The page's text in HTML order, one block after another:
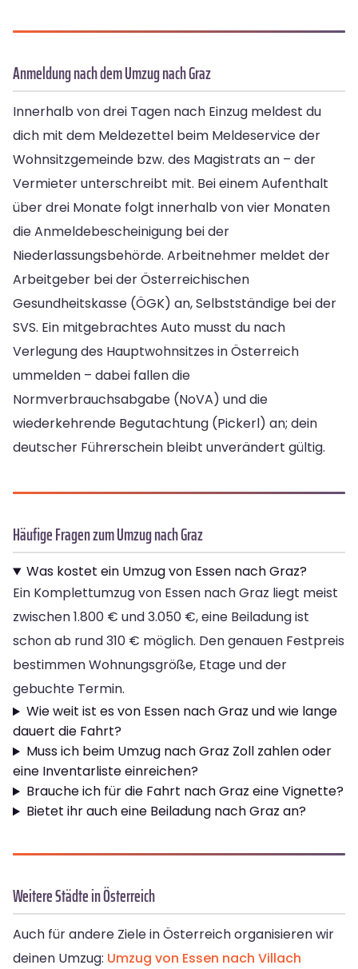
Anmeldung nach dem Umzug nach Graz
Innerhalb von drei Tagen nach Einzug meldest du
dich mit dem Meldezettel beim Meldeservice der
Wohnsitzgemeinde bzw. des Magistrats an – der
Vermieter unterschreibt mit. Bei einem Aufenthalt
über drei Monate folgt innerhalb von vier Monaten
die Anmeldebescheinigung bei der
Niederlassungsbehörde. Arbeitnehmer meldet der
Arbeitgeber bei der Österreichischen
Gesundheitskasse (ÖGK) an, Selbstständige bei der
SVS. Ein mitgebrachtes Auto musst du nach
Verlegung des Hauptwohnsitzes in Österreich
ummelden – dabei fallen die
Normverbrauchsabgabe (NoVA) und die
wiederkehrende Begutachtung (Pickerl) an; dein
deutscher Führerschein bleibt unverändert gültig.
Häufige Fragen zum Umzug nach Graz
Was kostet ein Umzug von Essen nach Graz?
Ein Komplettumzug von Essen nach Graz liegt meist
zwischen 1.800 € und 3.050 €, eine Beiladung ist
schon ab rund 310 € möglich. Den genauen Festpreis
bestimmen Wohnungsgröße, Etage und der
gebuchte Termin.
Wie weit ist es von Essen nach Graz und wie lange
dauert die Fahrt?
Muss ich beim Umzug nach Graz Zoll zahlen oder
eine Inventarliste einreichen?
Brauche ich für die Fahrt nach Graz eine Vignette?
Bietet ihr auch eine Beiladung nach Graz an?
Weitere Städte in Österreich
Auch für andere Ziele in Österreich organisieren wir
deinen Umzug: Umzug von Essen nach Villach